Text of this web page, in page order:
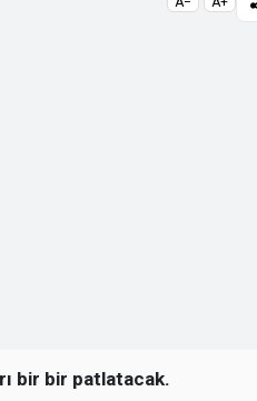
bir bir patlatacak.